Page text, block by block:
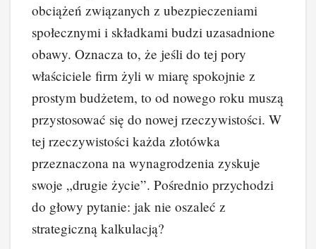
obciążeń związanych z ubezpieczeniami
społecznymi i składkami budzi uzasadnione
obawy. Oznacza to, że jeśli do tej pory
właściciele firm żyli w miarę spokojnie z
prostym budżetem, to od nowego roku muszą
przystosować się do nowej rzeczywistości. W
tej rzeczywistości każda złotówka
przeznaczona na wynagrodzenia zyskuje
swoje „drugie życie”. Pośrednio przychodzi
do głowy pytanie: jak nie oszaleć z
strategiczną kalkulacją?